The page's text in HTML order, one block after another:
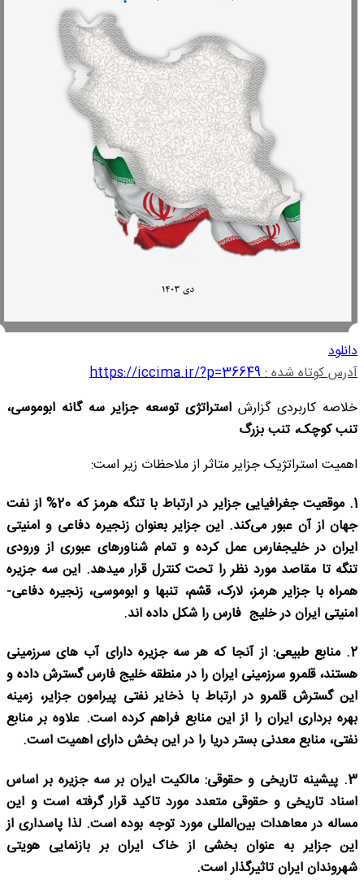
دانلود
آدرس کوتاه شده :https://iccima.ir/?p=36649
خلاصه کاربردی گزارش استراتژی توسعه جزایر سه گانه ابوموسی،
تنب کوچک، تنب بزرگ
اهمیت استراتژیک جزایر متاثر از ملاحظات زیر است:
1.
موقعیت جغرافیایی جزایر در ارتباط با تنگه هرمز که 20% از نفت
جهان از آن عبور می‌کند. این جزایر بعنوان زنجیره دفاعی و امنیتی
ایران در خلیج­فارس عمل کرده و تمام شناورهای عبوری از ورودی
تنگه تا مقاصد مورد نظر را تحت کنترل قرار می­دهد. این سه جزیره
همراه با جزایر هرمز، لارک، قشم، تنب­ها و ابوموسی، زنجیره دفاعی-
امنیتی ایران در خلیج ­فارس را شکل داده ­اند.
2. منابع طبیعی: از آنجا که هر سه جزیره دارای آب های سرزمینی
هستند، قلمرو سرزمینی ایران را در منطقه خلیج ­فارس گسترش داده­ و
این گسترش قلمرو در ارتباط با ذخایر نفتی پیرامون جزایر، زمینه
بهره ­برداری ایران را از این منابع فراهم کرده است. علاوه بر منابع
نفتی، منابع معدنی بستر دریا را در این بخش دارای اهمیت است.
3. پیشینه تاریخی و حقوقی: مالکیت ایران بر سه جزیره بر اساس
اسناد تاریخی و حقوقی متعدد مورد تاکید قرار گرفته است و این
مساله در معاهدات بین‌المللی مورد توجه بوده است. لذا پاسداری از
این جزایر به عنوان بخشی از خاک ایران بر بازنمایی هویتی
شهروندان ایران تاثیرگذار است.